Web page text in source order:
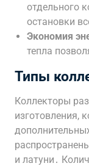
отдельного
остановки
Экономия
тепла
Типы
Коллекторы
изготовления,
и латуни․